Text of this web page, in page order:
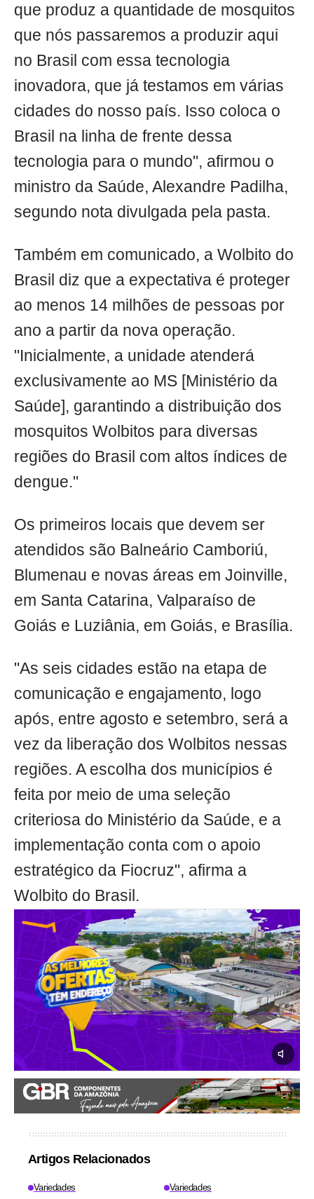
que produz a quantidade de mosquitos
que nós passaremos a produzir aqui
no Brasil com essa tecnologia
inovadora, que já testamos em várias
cidades do nosso país. Isso coloca o
Brasil na linha de frente dessa
tecnologia para o mundo", afirmou o
ministro da Saúde, Alexandre Padilha,
segundo nota divulgada pela pasta.
Também em comunicado, a Wolbito do
Brasil diz que a expectativa é proteger
ao menos 14 milhões de pessoas por
ano a partir da nova operação.
"Inicialmente, a unidade atenderá
exclusivamente ao MS [Ministério da
Saúde], garantindo a distribuição dos
mosquitos Wolbitos para diversas
regiões do Brasil com altos índices de
dengue."
Os primeiros locais que devem ser
atendidos são Balneário Camboriú,
Blumenau e novas áreas em Joinville,
em Santa Catarina, Valparaíso de
Goiás e Luziânia, em Goiás, e Brasília.
"As seis cidades estão na etapa de
comunicação e engajamento, logo
após, entre agosto e setembro, será a
vez da liberação dos Wolbitos nessas
regiões. A escolha dos municípios é
feita por meio de uma seleção
criteriosa do Ministério da Saúde, e a
implementação conta com o apoio
estratégico da Fiocruz", afirma a
Wolbito do Brasil.
Artigos Relacionados
Variedades Variedades